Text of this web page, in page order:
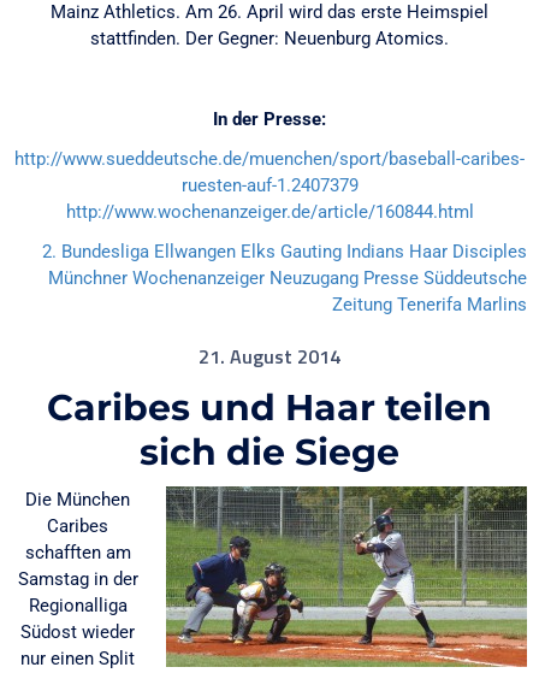
Mainz Athletics. Am 26. April wird das erste Heimspiel
stattfinden. Der Gegner: Neuenburg Atomics.
In der Presse:
http://www.sueddeutsche.de/muenchen/sport/baseball-caribes-
ruesten-auf-1.2407379
http://www.wochenanzeiger.de/article/160844.html
2. Bundesliga Ellwangen Elks Gauting Indians Haar Disciples
Münchner Wochenanzeiger Neuzugang Presse Süddeutsche
Zeitung Tenerifa Marlins
21. August 2014
Caribes und Haar teilen
sich die Siege
Die München
Caribes
schafften am
Samstag in der
Regionalliga
Südost wieder
nur einen Split